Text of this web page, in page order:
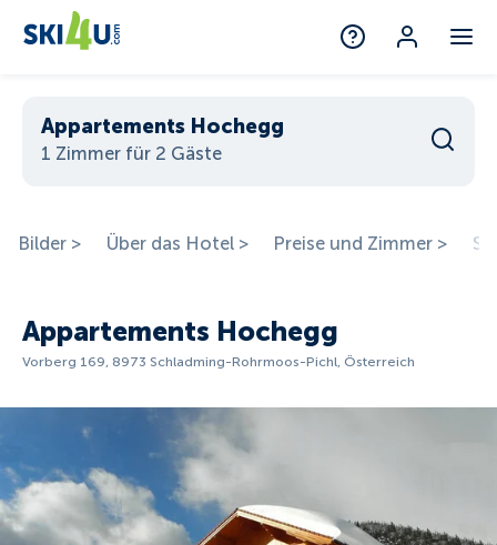
Appartements Hochegg
1 Zimmer für 2 Gäste
Bilder > Über das Hotel > Preise und Zimmer >
Appartements Hochegg
Vorberg 169, 8973 Schladming-Rohrmoos-Pichl, Österreich